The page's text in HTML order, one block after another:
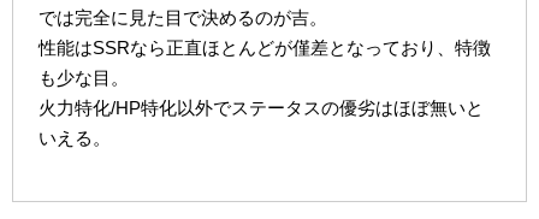
では完全に見た目で決めるのが吉。
性能はSSRなら正直ほとんどが僅差となっており、特徴
も少な目。
火力特化/HP特化以外でステータスの優劣はほぼ無いと
いえる。